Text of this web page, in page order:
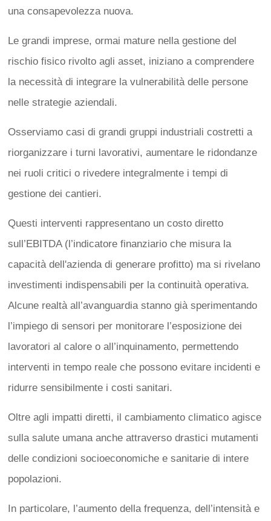
una consapevolezza nuova.
Le grandi imprese, ormai mature nella gestione del
rischio fisico rivolto agli asset, iniziano a comprendere
la necessità di integrare la vulnerabilità delle persone
nelle strategie aziendali.
Osserviamo casi di grandi gruppi industriali costretti a
riorganizzare i turni lavorativi, aumentare le ridondanze
nei ruoli critici o rivedere integralmente i tempi di
gestione dei cantieri.
Questi interventi rappresentano un costo diretto
sull’EBITDA (l’indicatore finanziario che misura la
capacità dell'azienda di generare profitto) ma si rivelano
investimenti indispensabili per la continuità operativa.
Alcune realtà all’avanguardia stanno già sperimentando
l’impiego di sensori per monitorare l’esposizione dei
lavoratori al calore o all’inquinamento, permettendo
interventi in tempo reale che possono evitare incidenti e
ridurre sensibilmente i costi sanitari.
Oltre agli impatti diretti, il cambiamento climatico agisce
sulla salute umana anche attraverso drastici mutamenti
delle condizioni socioeconomiche e sanitarie di intere
popolazioni.
In particolare, l’aumento della frequenza, dell’intensità e